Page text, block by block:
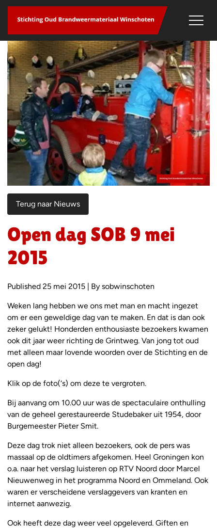
overslaan
Terug naar Nieuws
Open dag SOB 9 mei
2015
Published 25 mei 2015 | By sobwinschoten
Weken lang hebben we ons met man en macht ingezet
om er een geweldige dag van te maken. En dat is dan ook
zeker gelukt! Honderden enthousiaste bezoekers kwamen
ook dit jaar weer richting de Grintweg. Van jong tot oud
met alleen maar lovende woorden over de Stichting en de
open dag!
Klik op de foto(‘s) om deze te vergroten.
Bij aanvang om 10.00 uur was de spectaculaire onthulling
van de geheel gerestaureerde Studebaker uit 1954, door
Burgemeester Pieter Smit.
Deze dag trok niet alleen bezoekers, ook de pers was
massaal op de oldtimers afgekomen. Heel Groningen kon
o.a. naar het verslag luisteren op RTV Noord door Marcel
Nieuwenweg in het programma Noord en Ommeland. Ook
waren er verscheidene verslaggevers van kranten en
internet aanwezig.
Ook heeft deze dag weer veel opgeleverd. Giften en